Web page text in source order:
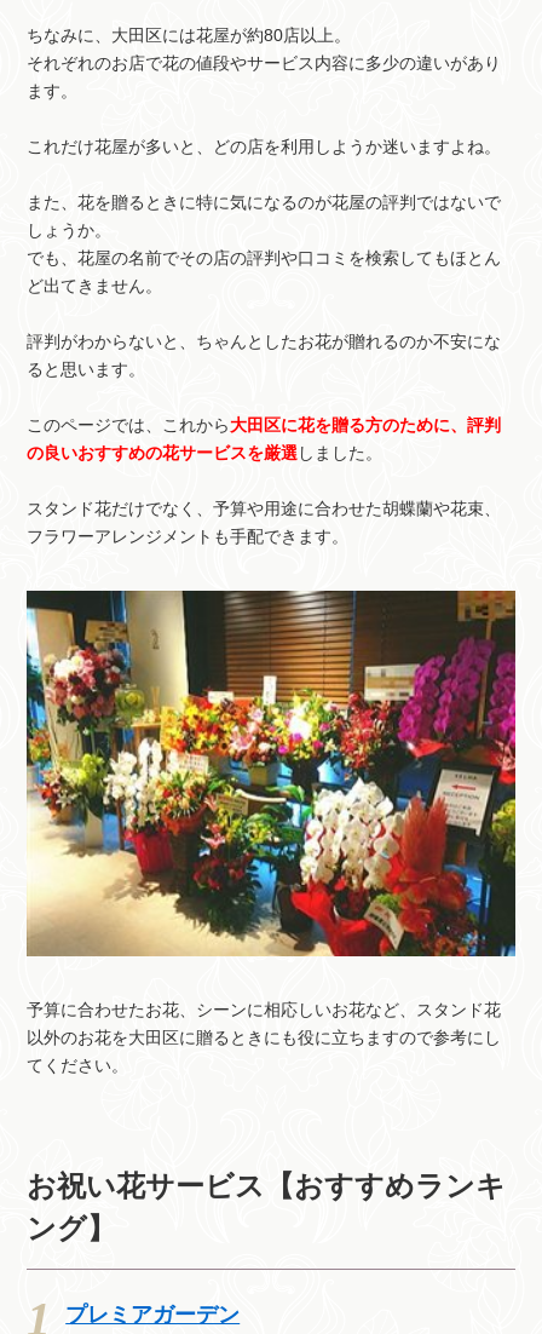
ちなみに、大田区には花屋が約80店以上。
それぞれのお店で花の値段やサービス内容に多少の違いがあり
ます。
これだけ花屋が多いと、どの店を利用しようか迷いますよね。
また、花を贈るときに特に気になるのが花屋の評判ではないで
しょうか。
でも、花屋の名前でその店の評判や口コミを検索してもほとん
ど出てきません。
評判がわからないと、ちゃんとしたお花が贈れるのか不安にな
ると思います。
このページでは、これから大田区に花を贈る方のために、評判
の良いおすすめの花サービスを厳選しました。
スタンド花だけでなく、予算や用途に合わせた胡蝶蘭や花束、
フラワーアレンジメントも手配できます。
予算に合わせたお花、シーンに相応しいお花など、スタンド花
以外のお花を大田区に贈るときにも役に立ちますので参考にし
てください。
お祝い花サービス【おすすめランキ
ング】
プレミアガーデン